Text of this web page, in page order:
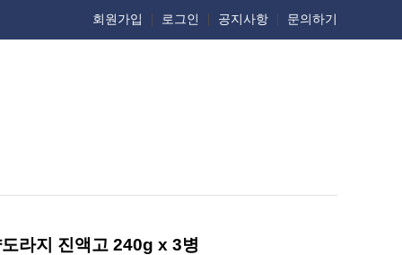
회원가입 로그인 공지사항 문의하기
라지 진액고 240g x 3병